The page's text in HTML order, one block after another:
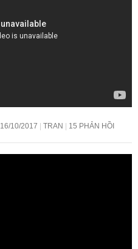
16/10/2017 TRAN 15 PHẢN HỒI